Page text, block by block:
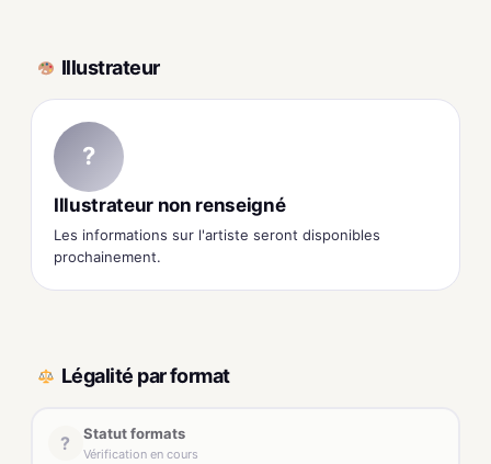
Illustrateur
?
Illustrateur non renseigné
Les informations sur l'artiste seront disponibles
prochainement.
Légalité par format
? Statut formats
Vérification en cours